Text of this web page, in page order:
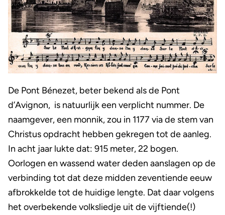
De Pont Bénezet, beter bekend als de Pont
d’Avignon, is natuurlijk een verplicht nummer. De
naamgever, een monnik, zou in 1177 via de stem van
Christus opdracht hebben gekregen tot de aanleg.
In acht jaar lukte dat: 915 meter, 22 bogen.
Oorlogen en wassend water deden aanslagen op de
verbinding tot dat deze midden zeventiende eeuw
afbrokkelde tot de huidige lengte. Dat daar volgens
het overbekende volksliedje uit de vijftiende(!)